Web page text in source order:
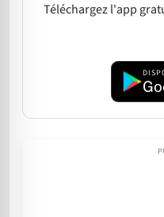
Téléchargez l'app